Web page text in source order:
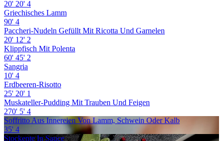
20' 20' 4
Griechisches Lamm
90' 4
Paccheri-Nudeln Gefüllt Mit Ricotta Und Garnelen
20' 12' 2
Klippfisch Mit Polenta
60' 45' 2
Sangria
10' 4
Erdbeeren-Risotto
25' 20' 1
Muskateller-Pudding Mit Trauben Und Feigen
270' 5' 4
Soffritto Aus Innereien Von Lamm, Schwein Oder Kalb
35' 4
Stockente In Sauce